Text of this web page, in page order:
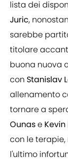
lista dei
Juric,
sarebbe
titolare
buona nuova
con Stanislav
allenamento
tornare a
Ounase Kevin
con le
l'ultimo